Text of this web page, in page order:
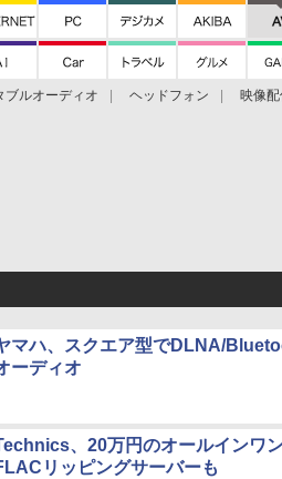
ブルオーディオ ヘッドフォン 映像
マハ、スクエア型でDLNA/
ーディオ
、20万円のオールインワ
リッピングサーバーも